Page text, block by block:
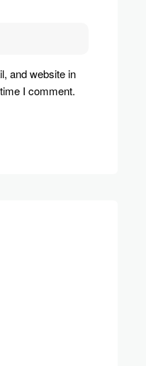
and website in
I comment.